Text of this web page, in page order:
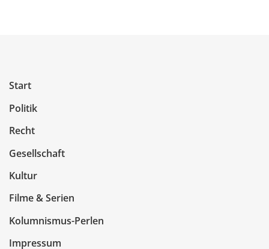
Start
Politik
Recht
Gesellschaft
Kultur
Filme & Serien
Kolumnismus-Perlen
Impressum